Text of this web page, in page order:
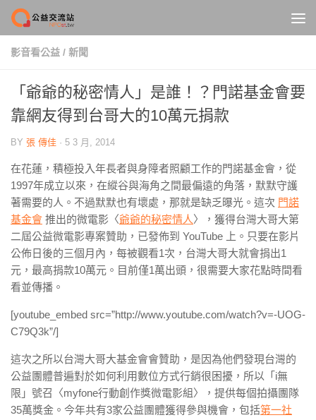
Skip to content
影音看公益 / 新聞
「爺爺的秘密情人」是誰！？門諾基金會要
靠網友得到台哥大的10萬元捐款
BY 張 傳佳 · 5 3 月, 2014
在花蓮，積極投入年長者與身障者照顧工作的門諾基金會，從
1997年成立以來，在縱谷與海角之間最偏遠的角落，默默守護
著需要的人。不過默默也有壞處，那就是缺乏曝光。這次 門諾
基金會 推出的微電影〈爺爺的秘密情人〉，獲得台灣大哥大第
二屆公益微電影專案贊助，已發佈到 YouTube 上。只要在影片
公佈日後的三個月內，每被觀看1次，台灣大哥大就會捐出1
元，最高捐款10萬元。目前僅1萬出頭，很需要大家花點時間看
看並傳播。
[youtube_embed src=”http://www.youtube.com/watch?v=-UOG-
C79Q3k”/]
這次之所以台灣大哥大基金會會贊助，是因為他們發現台灣的
公益團體普遍對於如何利用數位方式行銷很困擾，所以「i無
限」號召〈myfone行動創作獎微電影組〉，提供每個拍攝團隊
35萬獎金。今年共有3家公益團體獲得參與機會，包括第一社